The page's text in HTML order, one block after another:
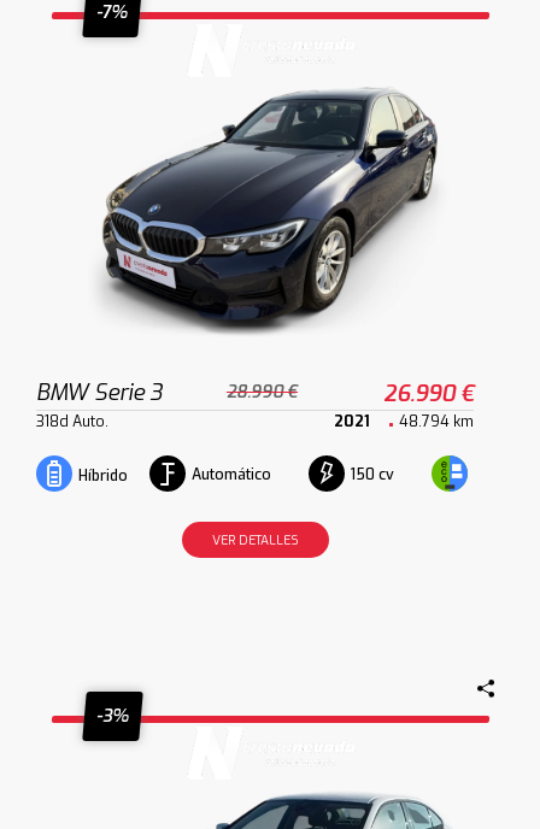
-7%
BMW Serie 3 28.990 € 26.990 €
318d Auto. 2021 48.794 km
Híbrido Automático 150 cv
VER DETALLES
-3%